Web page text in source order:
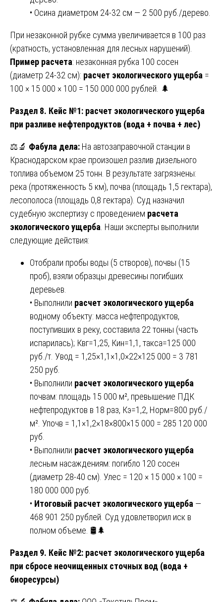
• Осина диаметром 24-32 см — 2 500 руб./дерево.
При незаконной рубке сумма увеличивается в 100 раз
(кратность, установленная для лесных нарушений).
Пример расчета: незаконная рубка 100 сосен
(диаметр 24-32 см): расчет экологического ущерба =
100 × 15 000 × 100 = 150 000 000 рублей. 🌲
Раздел 8. Кейс №1: расчет экологического ущерба
при разливе нефтепродуктов (вода + почва + лес)
⚖️🔬 Фабула дела: На автозаправочной станции в
Краснодарском крае произошел разлив дизельного
топлива объемом 25 тонн. В результате загрязнены:
река (протяженность 5 км), почва (площадь 1,5 гектара),
лесополоса (площадь 0,8 гектара). Суд назначил
судебную экспертизу с проведением расчета
экологического ущерба . Наши эксперты выполнили
следующие действия:
Отобрали пробы воды (5 створов), почвы (15
проб), взяли образцы древесины погибших
деревьев.
• Выполнили расчет экологического ущерба
водному объекту: масса нефтепродуктов,
поступивших в реку, составила 22 тонны (часть
испарилась); Квг=1,25, Кин=1,1, такса=125 000
руб./т. Увод = 1,25×1,1×1,0×22×125 000 = 3 781
250 руб.
• Выполнили расчет экологического ущерба
почвам: площадь 15 000 м², превышение ПДК
нефтепродуктов в 18 раз, Кэ=1,2, Норм=800 руб./
м². Упочв = 1,1×1,2×18×800×15 000 = 285 120 000
руб.
• Выполнили расчет экологического ущерба
лесным насаждениям: погибло 120 сосен
(диаметр 28-40 см). Улес = 120 × 15 000 × 100 =
180 000 000 руб.
• Итоговый расчет экологического ущерба —
468 901 250 рублей. Суд удовлетворил иск в
полном объеме. 🛢️🌲
Раздел 9. Кейс №2: расчет экологического ущерба
при сбросе неочищенных сточных вод (вода +
биоресурсы)